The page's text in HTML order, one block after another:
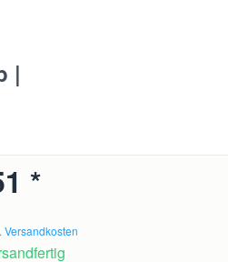
|
*
Versandkosten